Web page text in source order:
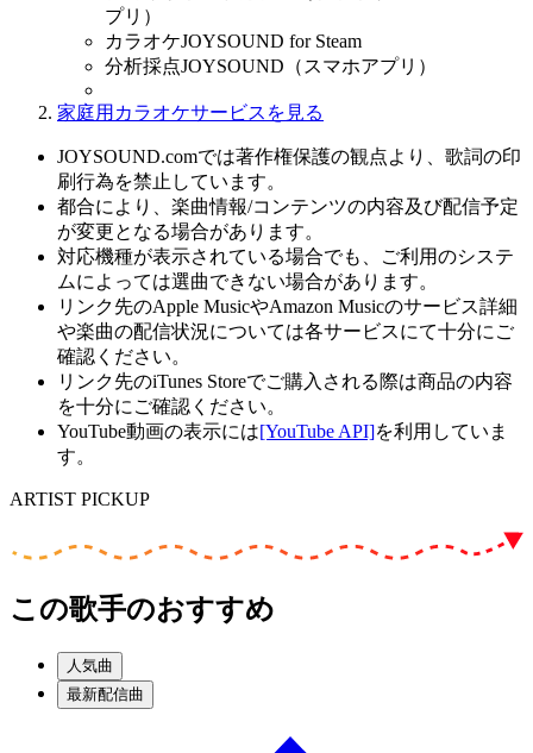
プリ）
カラオケJOYSOUND for Steam
分析採点JOYSOUND（スマホアプリ）
家庭用カラオケサービスを見る
JOYSOUND.comでは著作権保護の観点より、歌詞の印
刷行為を禁止しています。
都合により、楽曲情報/コンテンツの内容及び配信予定
が変更となる場合があります。
対応機種が表示されている場合でも、ご利用のシステ
ムによっては選曲できない場合があります。
リンク先のApple MusicやAmazon Musicのサービス詳細
や楽曲の配信状況については各サービスにて十分にご
確認ください。
リンク先のiTunes Storeでご購入される際は商品の内容
を十分にご確認ください。
YouTube動画の表示には[YouTube API]を利用していま
す。
ARTIST PICKUP
この歌手のおすすめ
人気曲
最新配信曲